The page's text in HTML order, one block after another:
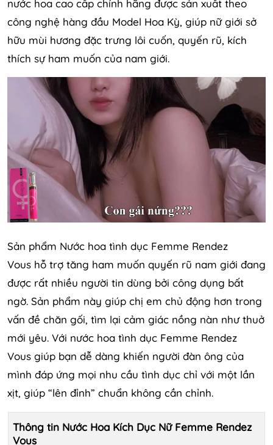
nước hoa cao cấp chính hãng được sản xuất theo
công nghệ hàng đầu Model Hoa Kỳ, giúp nữ giới sở
hữu mùi hương đặc trưng lôi cuốn, quyến rũ, kích
thích sự ham muốn của nam giới.
Sản phẩm Nước hoa tình dục Femme Rendez
Vous hỗ trợ tăng ham muốn quyến rũ nam giới đang
được rất nhiều người tin dùng bởi công dụng bất
ngờ. Sản phẩm này giúp chị em chủ động hơn trong
vấn đề chăn gối, tìm lại cảm giác nồng nàn như thuở
mới yêu. Với nước hoa tình dục Femme Rendez
Vous giúp bạn dễ dàng khiến người đàn ông của
mình đáp ứng mọi nhu cầu tình dục chỉ với một lần
xịt, giúp “lên đỉnh” chuẩn không cần chỉnh.
Thông tin Nước Hoa Kích Dục Nữ Femme Rendez
Vous